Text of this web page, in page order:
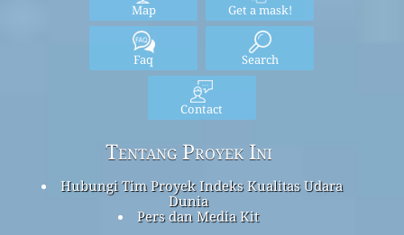
Map Get a mask!
Faq Search
Contact
Tentang Proyek Ini
Hubungi Tim Proyek Indeks Kualitas Udara
Dunia
Pers dan Media Kit